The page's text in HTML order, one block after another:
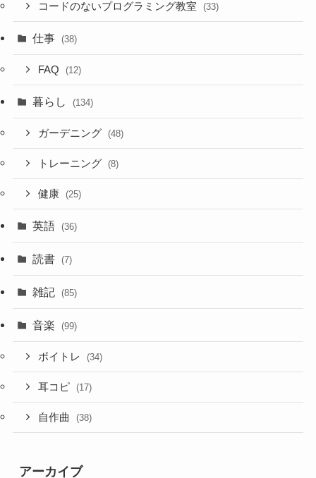
コードのないプログラミング教室 (33)
仕事 (38)
FAQ (12)
暮らし (134)
ガーデニング (48)
トレーニング (8)
健康 (25)
英語 (36)
読書 (7)
雑記 (85)
音楽 (99)
ボイトレ (34)
耳コピ (17)
自作曲 (38)
アーカイブ